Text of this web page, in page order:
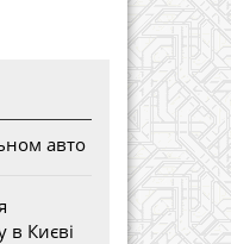
авто
в Києві